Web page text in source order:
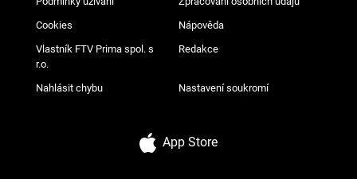
Cookies Nápověda
Vlastník FTV Prima spol. s
r.o.
Redakce
Nahlásit chybu Nastavení soukromí
App Store